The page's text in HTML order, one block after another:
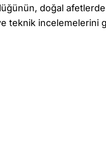
doğal
teknik